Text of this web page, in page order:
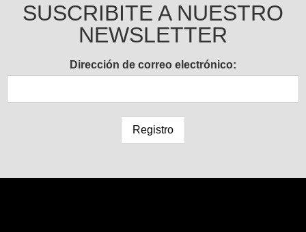
SUSCRIBITE A NUESTRO
NEWSLETTER
Dirección de correo electrónico: